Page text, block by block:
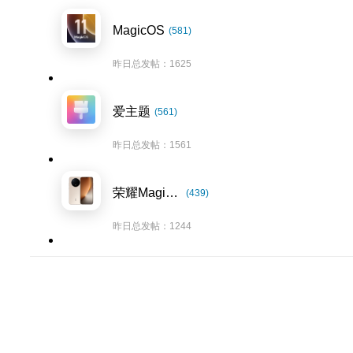
MagicOS (581)
昨日总发帖：1625
爱主题 (561)
昨日总发帖：1561
荣耀Magic8系列 (439)
昨日总发帖：1244